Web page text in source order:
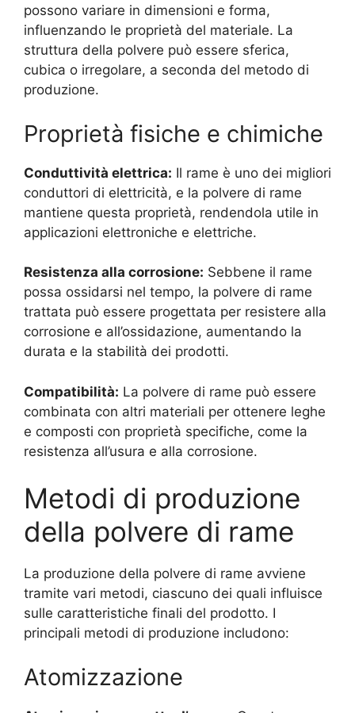
possono variare in dimensioni e forma,
influenzando le proprietà del materiale. La
struttura della polvere può essere sferica,
cubica o irregolare, a seconda del metodo di
produzione.
Proprietà fisiche e chimiche
Conduttività elettrica: Il rame è uno dei migliori
conduttori di elettricità, e la polvere di rame
mantiene questa proprietà, rendendola utile in
applicazioni elettroniche e elettriche.
Resistenza alla corrosione: Sebbene il rame
possa ossidarsi nel tempo, la polvere di rame
trattata può essere progettata per resistere alla
corrosione e all’ossidazione, aumentando la
durata e la stabilità dei prodotti.
Compatibilità: La polvere di rame può essere
combinata con altri materiali per ottenere leghe
e composti con proprietà specifiche, come la
resistenza all’usura e alla corrosione.
Metodi di produzione
della polvere di rame
La produzione della polvere di rame avviene
tramite vari metodi, ciascuno dei quali influisce
sulle caratteristiche finali del prodotto. I
principali metodi di produzione includono:
Atomizzazione